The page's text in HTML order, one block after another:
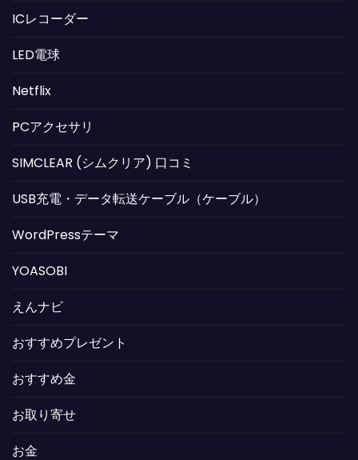
ICレコーダー
LED電球
Netflix
PCアクセサリ
SIMCLEAR (シムクリア) 口コミ
USB充電・データ転送ケーブル（ケーブル）
WordPressテーマ
YOASOBI
えんナビ
おすすめプレゼント
おすすめ金
お取り寄せ
お金